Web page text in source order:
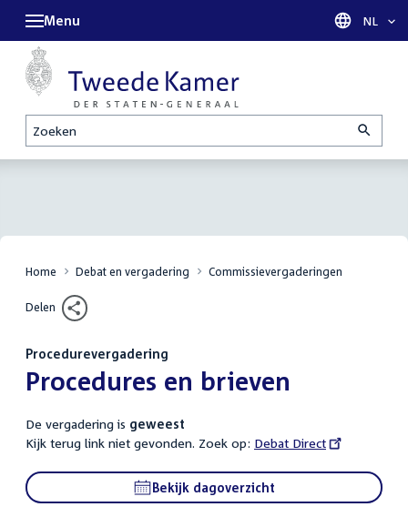
Zoeken
Menu Taal
NL
Home Debat en vergadering Commissievergaderingen
Delen
Procedurevergadering
:Procedures en brieven
De vergadering is geweest
Kijk terug link niet gevonden. Zoek op: External
Debat Direct
Bekijk dagoverzicht